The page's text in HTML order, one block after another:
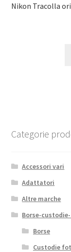
Nikon Tracolla
Categorie
Accessori vari
Adattatori
Altre marche
Borse-
Borse
Custodie